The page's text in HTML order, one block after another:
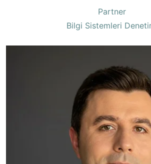
Partner
Bilgi Sistemleri